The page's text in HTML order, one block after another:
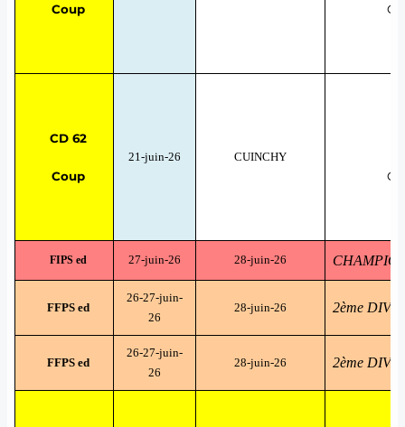
Coup
CD 62
Coup
21-juin-26 CUINCHY
FIPS ed 27-juin-26 28-juin-26
FFPS ed
26-27-juin-
26
28-juin-26 2ème
FFPS ed
26-27-juin-
26
28-juin-26 2ème